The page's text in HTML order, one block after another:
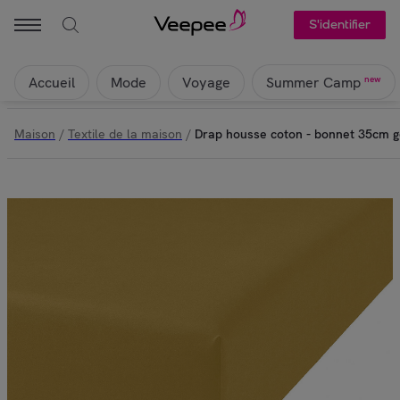
S'identifier
Accueil Mode Voyage Summer Camp new
Maison / Textile de la maison / Drap housse coton - bonnet 35cm
Atelier du linge - Drap housse coton - bonnet 35cm gold | Veepee